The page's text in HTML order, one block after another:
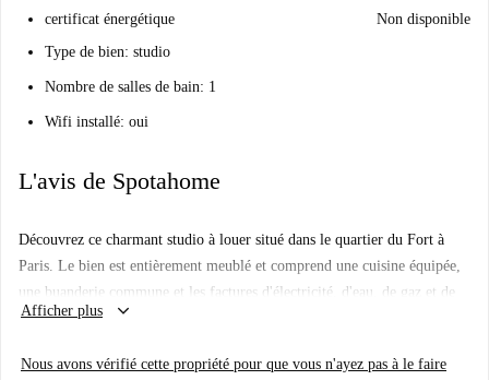
certificat énergétique
Non disponible
Type de bien: studio
Nombre de salles de bain: 1
Wifi installé: oui
L'avis de Spotahome
Découvrez ce charmant studio à louer situé dans le quartier du Fort à
Paris. Le bien est entièrement meublé et comprend une cuisine équipée,
une buanderie commune et les factures d'électricité, d'eau, de gaz et de
Wi-Fi sont incluses. Une place de parking est disponible, ainsi que des
par Spotahome, ce studio accueille les professionnels, les couples, les
Afficher plus keyboard_arrow_down
Nous avons vérifié cette propriété pour que vous n'ayez pas à le faire